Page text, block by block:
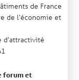
de France
de l’économie et
d’attractivité
forum et